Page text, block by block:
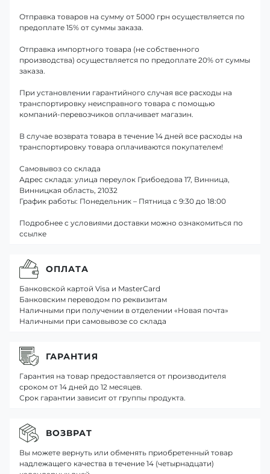
Отправка товаров на сумму от 5000 грн осуществляется по
предоплате 15% от суммы заказа.
Отправка импортного товара (не собственного
производства) осуществляется по предоплате 20% от суммы
заказа.
При установлении гарантийного случая все расходы на
транспортировку неисправного товара с помощью
компаний-перевозчиков оплачивает магазин.
В случае возврата товара в течение 14 дней все расходы на
транспортировку товара оплачиваются покупателем!
Самовывоз со склада
Адрес склада: улица переулок Грибоедова 17, Винница,
Винницкая область, 21032
График работы: Понедельник – Пятница с 9:30 до 18:00
Подробнее с условиями доставки можно ознакомиться по
ссылке
ОПЛАТА
Банковской картой Visa и MasterCard
Банковским переводом по реквизитам
Наличными при получении в отделении «Новая почта»
Наличными при самовывозе со склада
ГАРАНТИЯ
Гарантия на товар предоставляется от производителя
сроком от 14 дней до 12 месяцев.
Срок гарантии зависит от группы продукта.
ВОЗВРАТ
Вы можете вернуть или обменять приобретенный товар
надлежащего качества в течение 14 (четырнадцати)